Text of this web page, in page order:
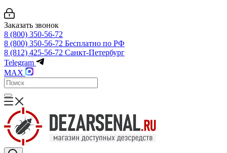
Заказать звонок
8 (800) 350-56-72
8 (800) 350-56-72 Бесплатно по РФ
8 (812) 425-56-72 Санкт-Петербург
Telegram
MAX